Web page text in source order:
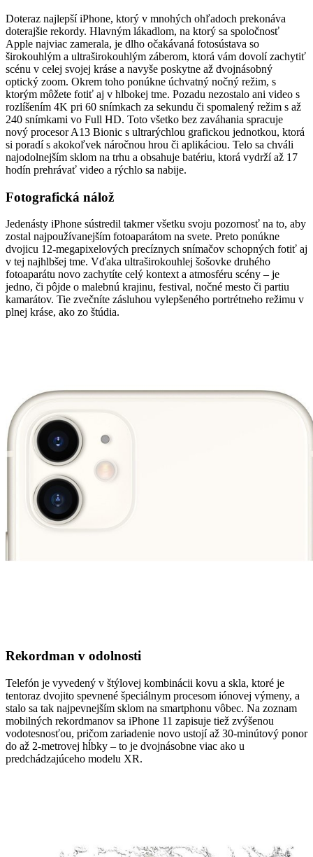
Doteraz najlepší iPhone, ktorý v mnohých ohľadoch prekonáva
doterajšie rekordy. Hlavným lákadlom, na ktorý sa spoločnosť
Apple najviac zamerala, je dlho očakávaná fotosústava so
širokouhlým a ultraširokouhlým záberom, ktorá vám dovolí zachytiť
scénu v celej svojej kráse a navyše poskytne až dvojnásobný
optický zoom. Okrem toho ponúkne úchvatný nočný režim, s
ktorým môžete fotiť aj v hlbokej tme. Pozadu nezostalo ani video s
rozlíšením 4K pri 60 snímkach za sekundu či spomalený režim s až
240 snímkami vo Full HD. Toto všetko bez zaváhania spracuje
nový procesor A13 Bionic s ultrarýchlou grafickou jednotkou, ktorá
si poradí s akokoľvek náročnou hrou či aplikáciou. Telo sa chváli
najodolnejším sklom na trhu a obsahuje batériu, ktorá vydrží až 17
hodín prehrávať video a rýchlo sa nabije.
Fotografická nálož
Jedenásty iPhone sústredil takmer všetku svoju pozornosť na to, aby
zostal najpoužívanejším fotoaparátom na svete. Preto ponúkne
dvojicu 12-megapixelových precíznych snímačov schopných fotiť aj
v tej najhlbšej tme. Vďaka ultraširokouhlej šošovke druhého
fotoaparátu novo zachytíte celý kontext a atmosféru scény – je
jedno, či pôjde o malebnú krajinu, festival, nočné mesto či partiu
kamarátov. Tie zvečníte zásluhou vylepšeného portrétneho režimu v
plnej kráse, ako zo štúdia.
Rekordman v odolnosti
Telefón je vyvedený v štýlovej kombinácii kovu a skla, ktoré je
tentoraz dvojito spevnené špeciálnym procesom iónovej výmeny, a
stalo sa tak najpevnejším sklom na smartphonu vôbec. Na zoznam
mobilných rekordmanov sa iPhone 11 zapisuje tiež zvýšenou
vodotesnosťou, pričom zariadenie novo ustojí až 30-minútový ponor
do až 2-metrovej hĺbky – to je dvojnásobne viac ako u
predchádzajúceho modelu XR.